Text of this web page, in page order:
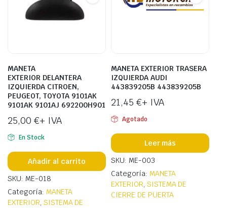
MANETA
EXTERIOR DELANTERA
IZQUIERDA CITROEN,
PEUGEOT, TOYOTA 9101AK
9101AK 9101AJ 692200H901
25,00 €+ IVA
En Stock
Añadir al carrito
SKU: ME-018
Categoría: MANETA
EXTERIOR, SISTEMA DE
MANETA EXTERIOR TRASERA
IZQUIERDA AUDI
443839205B 443839205B
21,45 €+ IVA
Agotado
Leer más
SKU: ME-003
Categoría: MANETA
EXTERIOR, SISTEMA DE
CIERRE DE PUERTA